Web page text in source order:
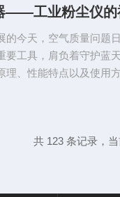
理厂、食品加工厂、农
式恶臭气体检测仪...
——工业粉尘仪的
的今天，空气质量问题
要工具，肩负着守护蓝
理、性能特点以及使用
疗卫生机构等场所的
共 123 条记录，